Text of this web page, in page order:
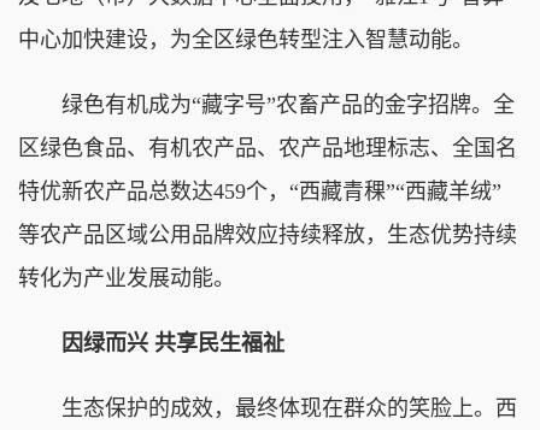
中心加快建设，为全区绿色转型注入智慧动能。
绿色有机成为“藏字号”农畜产品的金字招牌。全
区绿色食品、有机农产品、农产品地理标志、全国名
特优新农产品总数达459个，“西藏青稞”“西藏羊绒”
等农产品区域公用品牌效应持续释放，生态优势持续
转化为产业发展动能。
因绿而兴 共享民生福祉
生态保护的成效，最终体现在群众的笑脸上。西